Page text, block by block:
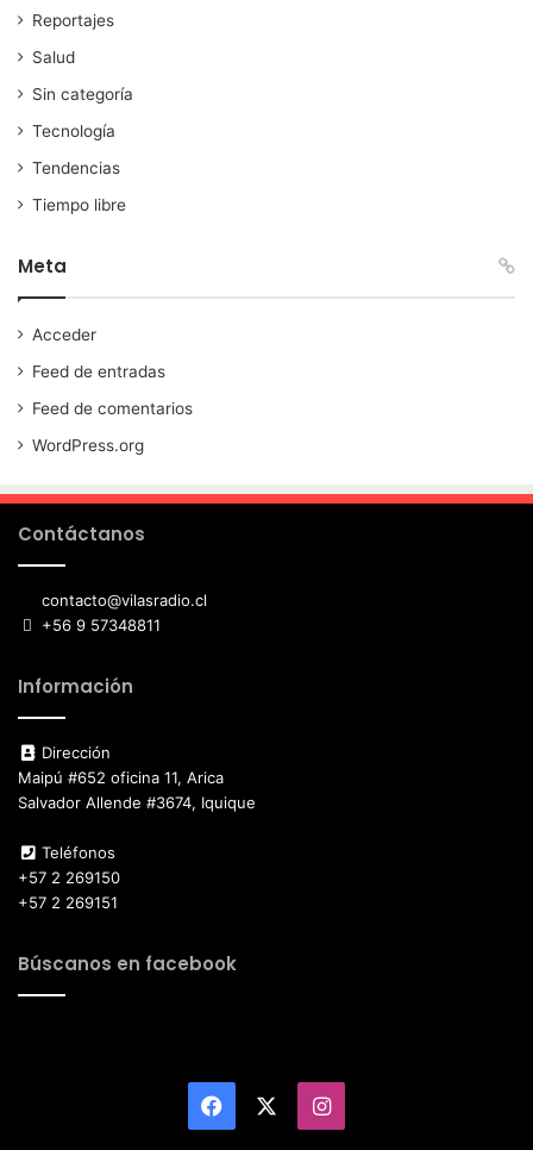
Reportajes
Salud
Sin categoría
Tecnología
Tendencias
Tiempo libre
Meta
Acceder
Feed de entradas
Feed de comentarios
WordPress.org
Contáctanos
contacto@vilasradio.cl
+56 9 57348811
Información
Dirección
Maipú #652 oficina 11, Arica
Salvador Allende #3674, Iquique
Teléfonos
+57 2 269150
+57 2 269151
Búscanos en facebook
Facebook Instagram